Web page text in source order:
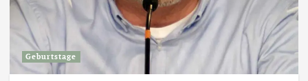
Geburtstage